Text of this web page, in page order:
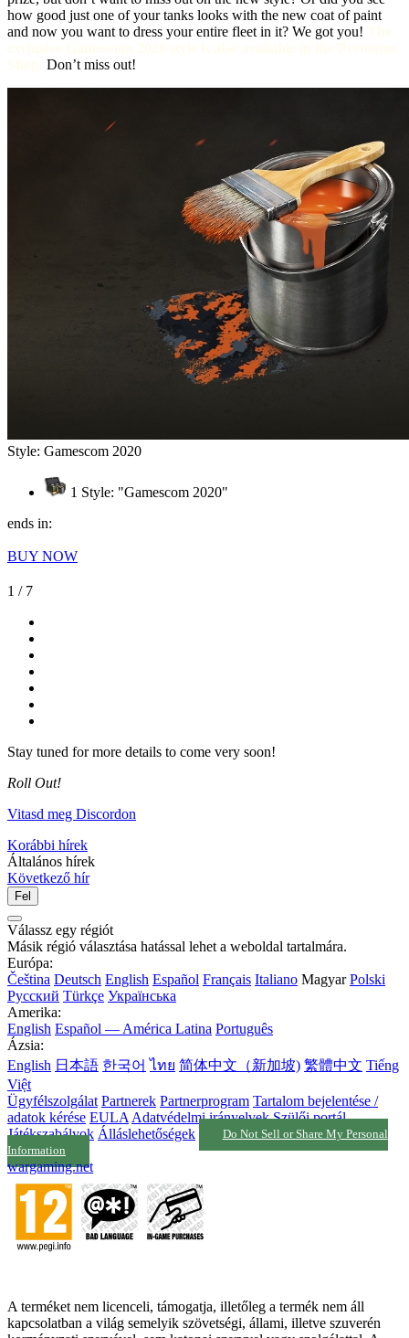
how good just one of your tanks looks with the new coat of paint
and now you want to dress your entire fleet in it? We got you!
Don’t miss out!
Style: Gamescom 2020
1 Style: "Gamescom 2020"
ends in:
BUY NOW
1 / 7
Stay tuned for more details to come very soon!
Roll Out!
Vitasd meg Discordon
Korábbi hírek
Általános hírek
Következő hír
Fel
Válassz egy régiót
Másik régió választása hatással lehet a weboldal tartalmára.
Európa:
Čeština Deutsch English Español Français Italiano Magyar Polski
Русский Türkçe Українська
Amerika:
English Español — América Latina Português
Ázsia:
English 日本語 한국어 ไทย 简体中文（新加坡) 繁體中文 Tiếng
Việt
Ügyfélszolgálat Partnerek Partnerprogram Tartalom bejelentése /
adatok kérése EULA Adatvédelmi irányelvek Szülői portál
Játékszabályok Álláslehetőségek
Do Not Sell or Share My Personal
Information
wargaming.net
A terméket nem licenceli, támogatja, illetőleg a termék nem áll
kapcsolatban a világ semelyik szövetségi, állami, illetve szuverén